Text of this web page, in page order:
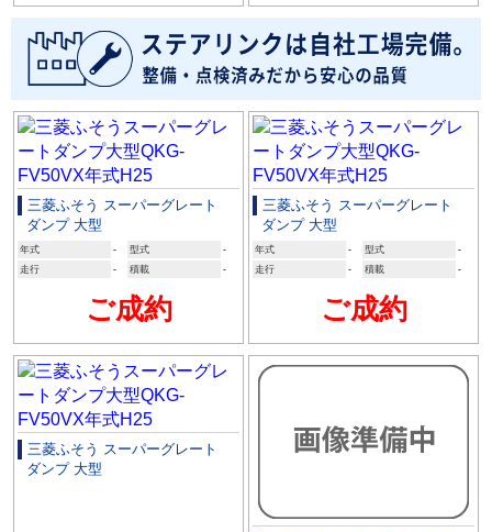
三菱ふそう スーパーグレート
ダンプ 大型
年式 - 型式
-
走行
- 積載 -
ご成約
三菱ふそう スーパーグレート
ダンプ 大型
年式 - 型式
-
走行
- 積載 -
ご成約
三菱ふそう スーパーグレート
ダンプ 大型